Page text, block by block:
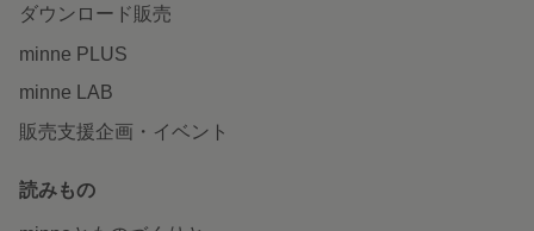
ダウンロード販売
minne PLUS
minne LAB
販売支援企画・イベント
読みもの